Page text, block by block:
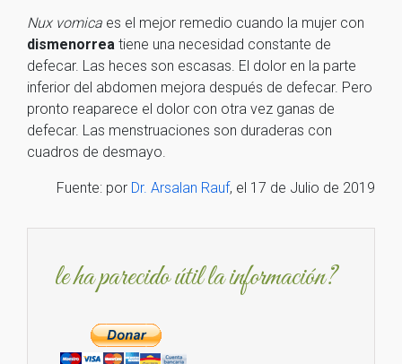
Nux vomica es el mejor remedio cuando la mujer con
dismenorrea tiene una necesidad constante de
defecar. Las heces son escasas. El dolor en la parte
inferior del abdomen mejora después de defecar. Pero
pronto reaparece el dolor con otra vez ganas de
defecar. Las menstruaciones son duraderas con
cuadros de desmayo.
Fuente: por Dr. Arsalan Rauf, el 17 de Julio de 2019
le ha parecido útil la información?